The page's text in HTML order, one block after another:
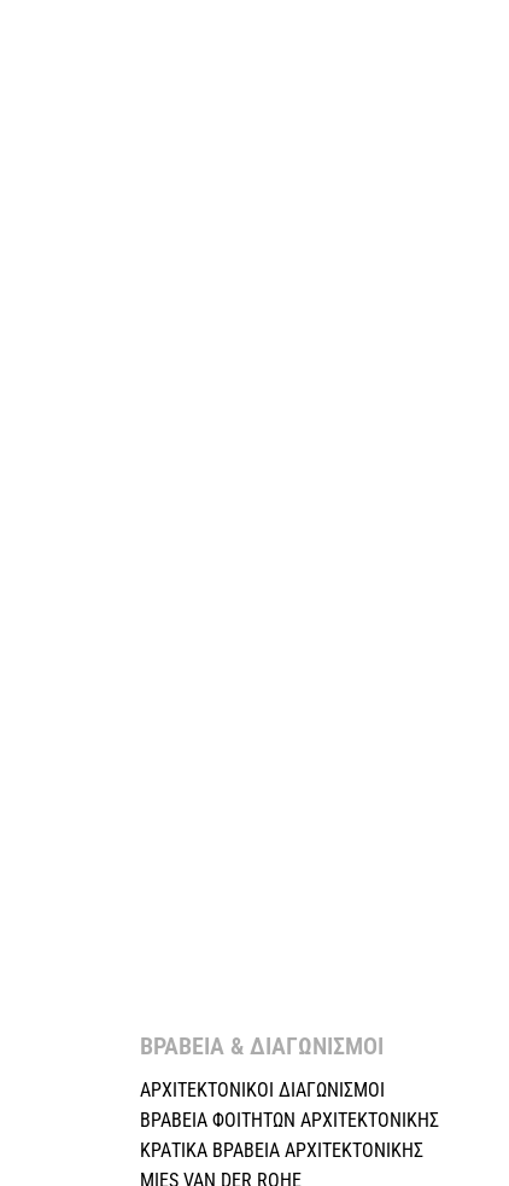
ΒΡΑΒΕΙΑ & ΔΙΑΓΩΝΙΣΜΟΙ ​
ΑΡΧΙΤΕΚΤΟΝΙΚΟΙ ΔΙΑΓΩΝΙΣΜΟΙ
ΒΡΑΒΕΙΑ ΦΟΙΤΗΤΩΝ ΑΡΧΙΤΕΚΤΟΝΙΚΗΣ
ΚΡΑΤΙΚΑ ΒΡΑΒΕΙΑ ΑΡΧΙΤΕΚΤΟΝΙΚΗΣ
MIES VAN DER ROHE